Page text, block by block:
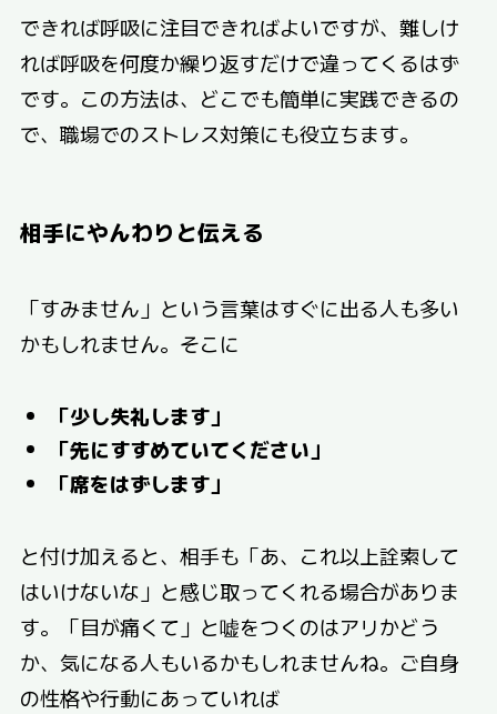
できれば呼吸に注目できればよいですが、難しけ
れば呼吸を何度か繰り返すだけで違ってくるはず
です。この方法は、どこでも簡単に実践できるの
で、職場でのストレス対策にも役立ちます。
相手にやんわりと伝える
「すみません」という言葉はすぐに出る人も多い
かもしれません。そこに
「少し失礼します」
「先にすすめていてください」
「席をはずします」
と付け加えると、相手も「あ、これ以上詮索して
はいけないな」と感じ取ってくれる場合がありま
す。「目が痛くて」と嘘をつくのはアリかどう
か、気になる人もいるかもしれませんね。ご自身
の性格や行動にあっていれば